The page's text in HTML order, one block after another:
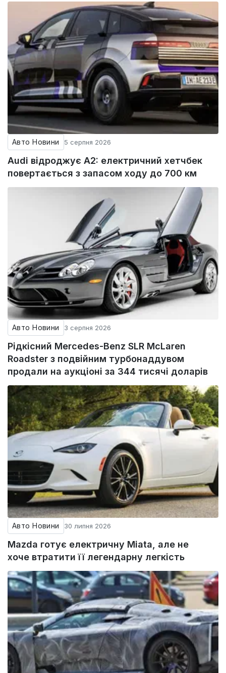
Авто Новини 5 серпня 2026
Audi відроджує A2: електричний хетчбек
повертається з запасом ходу до 700 км
Авто Новини 3 серпня 2026
Рідкісний Mercedes-Benz SLR McLaren
Roadster з подвійним турбонаддувом
продали на аукціоні за 344 тисячі доларів
Авто Новини 30 липня 2026
Mazda готує електричну Miata, але не
хоче втратити її легендарну легкість